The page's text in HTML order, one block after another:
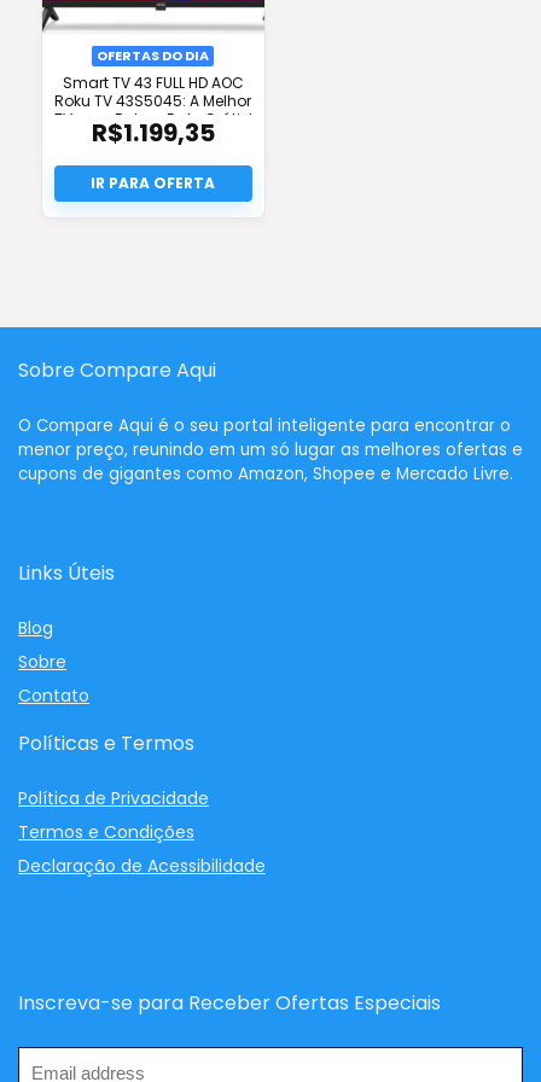
OFERTAS DO DIA
Smart TV 43 FULL HD AOC
Roku TV 43S5045: A Melhor
TV com Roku e Frete Grátis!
R$1.199,35
Sobre Compare Aqui
O Compare Aqui é o seu portal inteligente para encontrar o
menor preço, reunindo em um só lugar as melhores ofertas e
cupons de gigantes como Amazon, Shopee e Mercado Livre.
Links Úteis
Blog
Sobre
Contato
Políticas e Termos
Política de Privacidade
Termos e Condições
Declaração de Acessibilidade
Inscreva-se para Receber Ofertas Especiais